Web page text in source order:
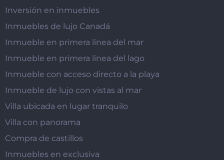
Inversión en inmuebles
Inmuebles de lujo Canadá
Inmueble en primera línea del mar
Inmueble en primera línea del lago
Inmueble con acceso directo a la playa
Inmueble de lujo con vistas al mar
Villa ubicada en lugar tranquilo
Villa con panorama
Compra de castillos
Inmuebles en exclusiva